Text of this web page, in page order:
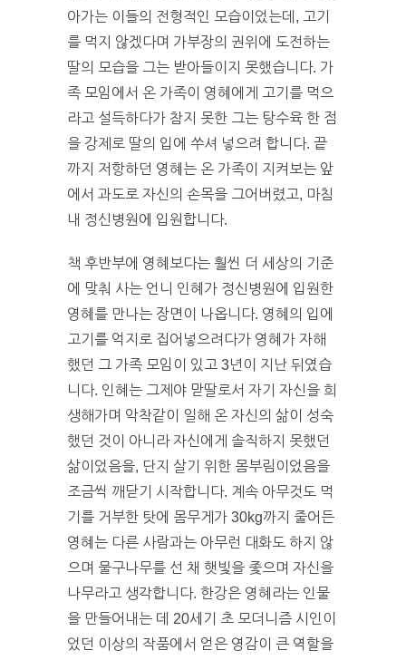
아가는 이들의 전형적인 모습이었는데, 고기
를 먹지 않겠다며 가부장의 권위에 도전하는
딸의 모습을 그는 받아들이지 못했습니다. 가
족 모임에서 온 가족이 영혜에게 고기를 먹으
라고 설득하다가 참지 못한 그는 탕수육 한 점
을 강제로 딸의 입에 쑤셔 넣으려 합니다. 끝
까지 저항하던 영혜는 온 가족이 지켜보는 앞
에서 과도로 자신의 손목을 그어버렸고, 마침
내 정신병원에 입원합니다.
책 후반부에 영혜보다는 훨씬 더 세상의 기준
에 맞춰 사는 언니 인혜가 정신병원에 입원한
영혜를 만나는 장면이 나옵니다. 영혜의 입에
고기를 억지로 집어넣으려다가 영혜가 자해
했던 그 가족 모임이 있고 3년이 지난 뒤였습
니다. 인혜는 그제야 맏딸로서 자기 자신을 희
생해가며 악착같이 일해 온 자신의 삶이 성숙
했던 것이 아니라 자신에게 솔직하지 못했던
삶이었음을, 단지 살기 위한 몸부림이었음을
조금씩 깨닫기 시작합니다. 계속 아무것도 먹
기를 거부한 탓에 몸무게가 30kg까지 줄어든
영혜는 다른 사람과는 아무런 대화도 하지 않
으며 물구나무를 선 채 햇빛을 좇으며 자신을
나무라고 생각합니다. 한강은 영혜라는 인물
을 만들어내는 데 20세기 초 모더니즘 시인이
었던 이상의 작품에서 얻은 영감이 큰 역할을